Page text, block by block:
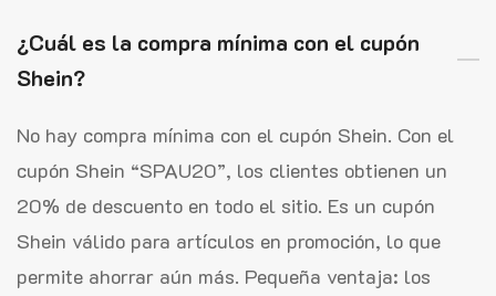
¿Cuál es la compra mínima con el cupón
Shein?
No hay compra mínima con el cupón Shein. Con el
cupón Shein “SPAU20”, los clientes obtienen un
20% de descuento en todo el sitio. Es un cupón
Shein válido para artículos en promoción, lo que
permite ahorrar aún más. Pequeña ventaja: los